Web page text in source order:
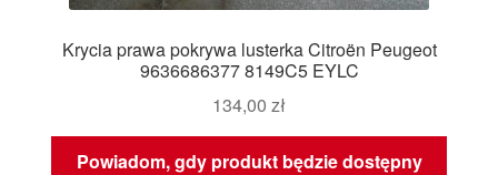
Krycia prawa pokrywa lusterka Citroën Peugeot
9636686377 8149C5 EYLC
134,00 zł
Powiadom, gdy produkt będzie dostępny